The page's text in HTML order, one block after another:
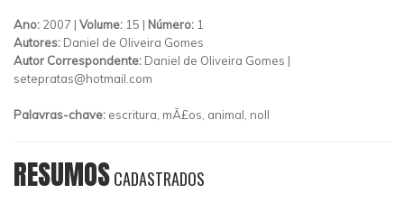
Ano: 2007 | Volume: 15 | Número: 1
Autores: Daniel de Oliveira Gomes
Autor Correspondente: Daniel de Oliveira Gomes |
setepratas@hotmail.com
Palavras-chave: escritura, mÃ£os, animal, noll
RESUMOSCADASTRADOS